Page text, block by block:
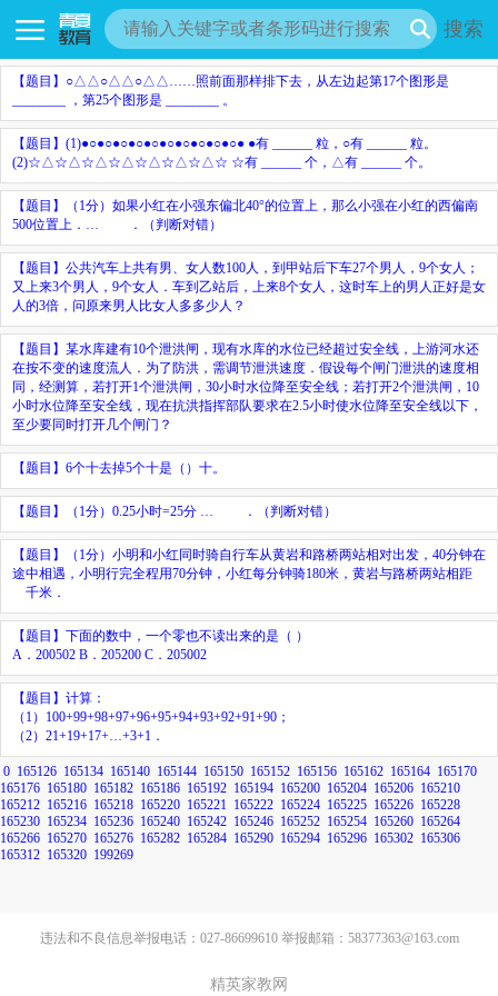
搜索
【题目】 ○△△ ○△△ ○△△ 照前面那样排下去，从左边起第17个图形是
，第25个图形是 。
【题目】 (1)●○●○●○●○●○●○●○●○●○●○● ●有 粒， ○有
粒。
(2)☆△☆△☆△☆△☆△☆△☆△☆ ☆有 个， △有 个。
【题目】
（1分）如果小红在小强东偏北40°的位置上，那么小强在小红的西偏南
500位置上．… ．（判断对错）
【题目】 公共汽车上共有男、女人数100人，到甲站后下车27个男人，9个女人；
又上来3个男人，9个女人．车到乙站后，上来8个女人，这时车上的男人正好是女
人的3倍，问原来男人比女人多多少人？
【题目】 某水库建有10个泄洪闸，现有水库的水位已经超过安全线，上游河水还
在按不变的速度流人．为了防洪，需调节泄洪速度．假设每个闸门泄洪的速度相
同，经测算，若打开1个泄洪闸，30小时水位降至安全线；若打开2个泄洪闸，10
小时水位降至安全线，现在抗洪指挥部队要求在2.5小时使水位降至安全线以下，
至少要同时打开几个闸门？
【题目】 6个十去掉5个十是（ ）十。
【题目】 （1分）0.25小时=25分 … ．（判断对错）
【题目】
（1分）小明和小红同时骑自行车从黄岩和路桥两站相对出发，40分钟在
途中相遇，小明行完全程用70分钟，小红每分钟骑180米，黄岩与路桥两站相距
千米．
【题目】下面的数中，一个零也不读出来的是（ ）
A．200502 B．205200 C．205002
【题目】 计算：
（1）100+99+98+97+96+95+94+93+92+91+90；
（2）21+19+17+…+3+1．
0 165126 165134 165140 165144 165150 165152 165156 165162 165164 165170
165176 165180 165182 165186 165192 165194 165200 165204 165206 165210
165212 165216 165218 165220 165221 165222 165224 165225 165226 165228
165230 165234 165236 165240 165242 165246 165252 165254 165260 165264
165266 165270 165276 165282 165284 165290 165294 165296 165302 165306
165312 165320 199269
违法和不良信息举报电话：027-86699610 举报邮箱：58377363@163.com
精英家教网